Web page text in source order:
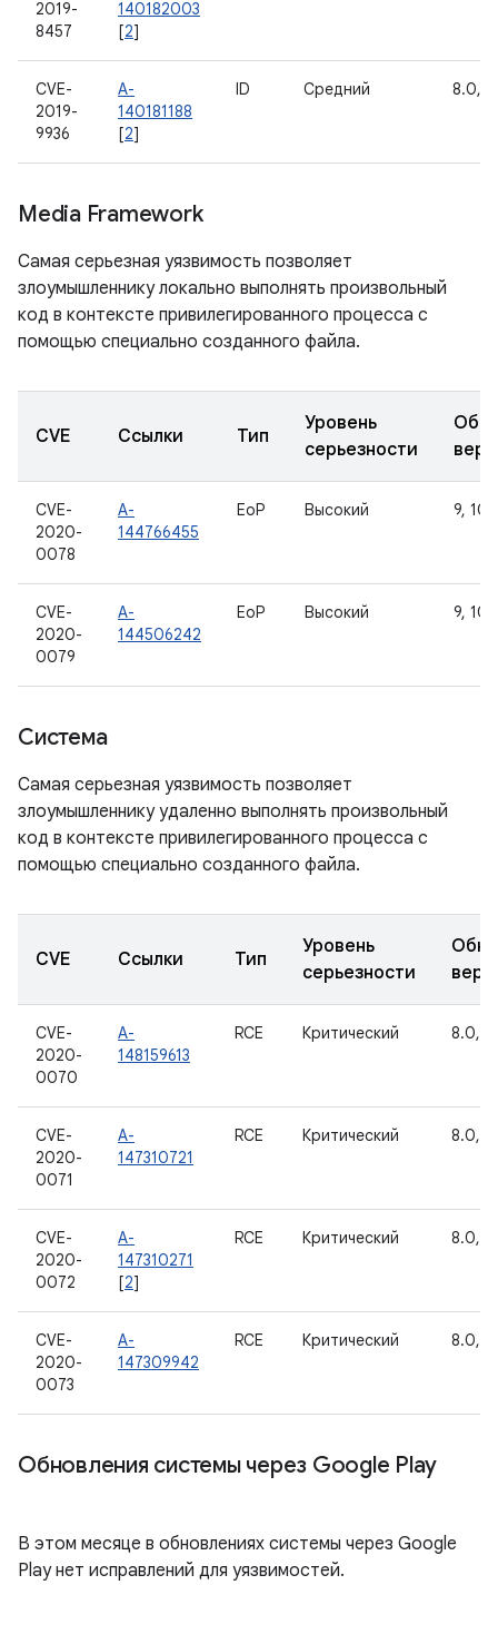
2019-
8457
140182003
[2]
CVE-
2019-
9936
A-
140181188
[2]
ID Средний 8.0,
Media Framework
Самая серьезная уязвимость позволяет
злоумышленнику локально выполнять произвольный
код в контексте привилегированного процесса с
помощью специально созданного файла.
CVE Ссылки Тип
Уровень
серьезности
CVE-
2020-
0078
A-
144766455
EoP Высокий 9, 10
CVE-
2020-
0079
A-
144506242
EoP Высокий 9, 10
Система
Самая серьезная уязвимость позволяет
злоумышленнику удаленно выполнять произвольный
код в контексте привилегированного процесса с
помощью специально созданного файла.
CVE Ссылки Тип
Уровень
серьезности
CVE-
2020-
0070
A-
148159613
RCE Критический 8.0,
CVE-
2020-
0071
A-
147310721
RCE Критический 8.0,
CVE-
2020-
0072
A-
147310271
[2]
RCE Критический 8.0,
CVE-
2020-
0073
A-
147309942
RCE Критический 8.0,
Обновления системы через Google Play
В этом месяце в обновлениях системы через Google
Play нет исправлений для уязвимостей.